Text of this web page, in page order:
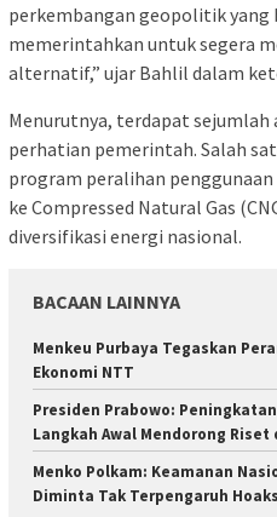
perkembangan geopolitik yang
memerintahkan untuk segera
alternatif,” ujar Bahlil dalam
Menurutnya, terdapat
perhatian pemerintah. Salah
program peralihan
ke Compressed Natural Gas
diversifikasi energi nasional.
BACAAN LAINNYA
Menkeu Purbaya Tegaskan
Ekonomi NTT
Presiden Prabowo:
Langkah Awal Mendorong Riset
Menko Polkam: Keamanan
Diminta Tak Terpengaruh Hoaks